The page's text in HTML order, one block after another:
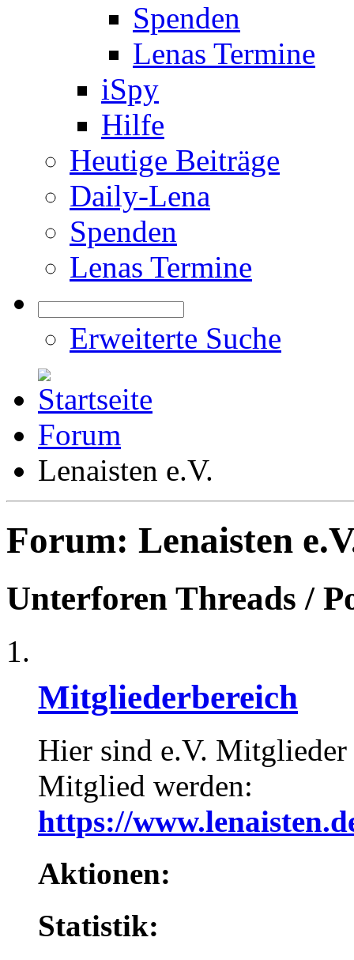
Spenden
Lenas Termine
iSpy
Hilfe
Heutige Beiträge
Daily-Lena
Spenden
Lenas Termine
Erweiterte Suche
Forum
Lenaisten e.V.
Forum: Lenaisten
Unterforen Threads /
Mitgliederbereich
Hier sind e.V.
Mitglied werden:
https://
Aktionen:
Statistik: